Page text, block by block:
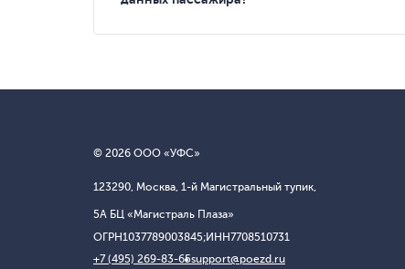
© 2026 ООО «УФС»
123290, Москва, 1-й Магистральный тупик,
5А БЦ «Магистраль Плаза»
ОГРН1037789003845;ИНН7708510731
+7 (495) 269-83-65support@poezd.ru